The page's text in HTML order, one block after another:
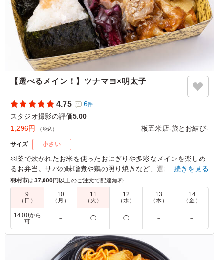
【選べるメイン！】ツナマヨ×明太子
4.75 6件
スタジオ撮影の評価5.00
1,296円
（税込） 板五米店-旅とお結び-
サイズ 小さい
羽釜で炊かれたお米を使ったおにぎりや多彩なメインを楽しめ
るお弁当。サバの味噌煮や鶏の照り焼きなど、選び抜かれた料
理が詰まっています。玉子焼きや肉団子も添えられ、ランチや
会議中のひとときにぴったり。豊かな味わいをお楽しみくださ
い。
※選べるメインは「サバの味噌煮」か「サバの麴焼き」か「鶏
の照り焼き」か「豚の生姜焼き」からお選びいただけます。下
記プルダウンよりお選びください。(画像は「鶏の照り焼き」)
…続きを見る
羽村市は37,000円 以上のご注文で配達無料
9
（日）
10
（月）
11
（火）
12
（水）
13
（木）
14
（金）
14:00から
可
－ ◯ ◯ － －